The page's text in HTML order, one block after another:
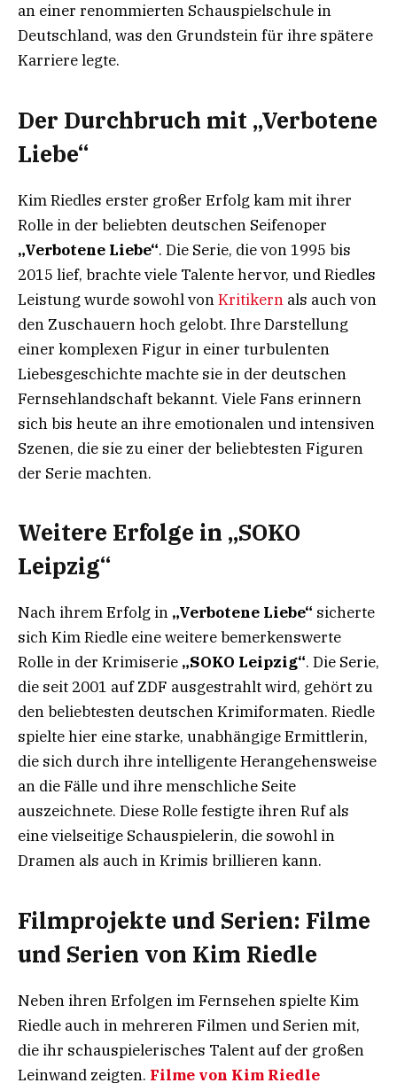
an einer renommierten Schauspielschule in
Deutschland, was den Grundstein für ihre spätere
Karriere legte.
Der Durchbruch mit „Verbotene
Liebe“
Kim Riedles erster großer Erfolg kam mit ihrer
Rolle in der beliebten deutschen Seifenoper
„Verbotene Liebe“. Die Serie, die von 1995 bis
2015 lief, brachte viele Talente hervor, und Riedles
Leistung wurde sowohl vonKritikern als auch von
den Zuschauern hoch gelobt. Ihre Darstellung
einer komplexen Figur in einer turbulenten
Liebesgeschichte machte sie in der deutschen
Fernsehlandschaft bekannt. Viele Fans erinnern
sich bis heute an ihre emotionalen und intensiven
Szenen, die sie zu einer der beliebtesten Figuren
der Serie machten.
Weitere Erfolge in „SOKO
Leipzig“
Nach ihrem Erfolg in „Verbotene Liebe“ sicherte
sich Kim Riedle eine weitere bemerkenswerte
Rolle in der Krimiserie „SOKO Leipzig“. Die Serie,
die seit 2001 auf ZDF ausgestrahlt wird, gehört zu
den beliebtesten deutschen Krimiformaten. Riedle
spielte hier eine starke, unabhängige Ermittlerin,
die sich durch ihre intelligente Herangehensweise
an die Fälle und ihre menschliche Seite
auszeichnete. Diese Rolle festigte ihren Ruf als
eine vielseitige Schauspielerin, die sowohl in
Dramen als auch in Krimis brillieren kann.
Filmprojekte und Serien: Filme
und Serien von Kim Riedle
Neben ihren Erfolgen im Fernsehen spielte Kim
Riedle auch in mehreren Filmen und Serien mit,
die ihr schauspielerisches Talent auf der großen
Leinwand zeigten. Filme von Kim Riedle